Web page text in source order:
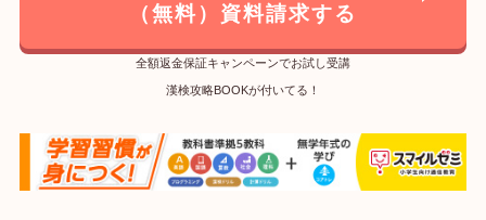
（無料）資料請求する
全額返金保証キャンペーンでお試し受講
漢検攻略BOOKが付いてる！